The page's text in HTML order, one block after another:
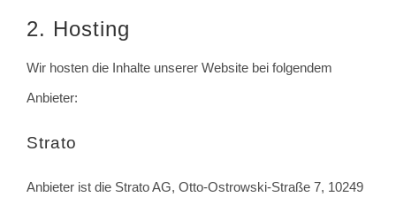
2. Hosting
Wir hosten die Inhalte unserer Website bei folgendem
Anbieter:
Strato
Anbieter ist die Strato AG, Otto-Ostrowski-Straße 7, 10249